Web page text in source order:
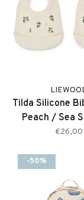
Tilda Silicone
Peach / Sea
€26,00
-50%